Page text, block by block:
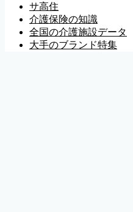
サ高住
介護保険の知識
全国の介護施設データ
大手のブランド特集